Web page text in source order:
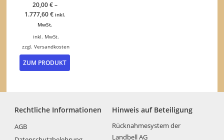
20,00€–
1.777,60€ inkl.
MwSt.
inkl. MwSt.
zzgl.Versandkosten
ZUM PRODUKT
Dieses
Die
Rechtliche Informationen
AGB
Hinweis auf Beteiligung
Rücknahmesystem der
Landbell AG